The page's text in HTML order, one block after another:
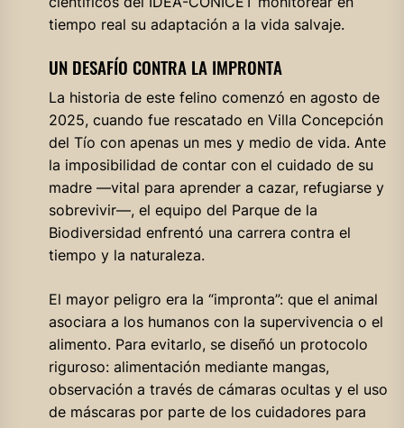
tiempo real su adaptación a la vida salvaje.
UN DESAFÍO CONTRA LA IMPRONTA
La historia de este felino comenzó en agosto de
2025, cuando fue rescatado en Villa Concepción
del Tío con apenas un mes y medio de vida. Ante
la imposibilidad de contar con el cuidado de su
madre —vital para aprender a cazar, refugiarse y
sobrevivir—, el equipo del Parque de la
Biodiversidad enfrentó una carrera contra el
tiempo y la naturaleza.
El mayor peligro era la “impronta”: que el animal
asociara a los humanos con la supervivencia o el
alimento. Para evitarlo, se diseñó un protocolo
riguroso: alimentación mediante mangas,
observación a través de cámaras ocultas y el uso
de máscaras por parte de los cuidadores para